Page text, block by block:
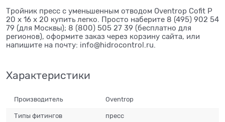
Тройник пресс с уменьшенным отводом Oventrop Cofit P
20 х 16 х 20 купить легко. Просто наберите 8 (495) 902 54
79 (для Москвы); 8 (800) 505 27 39 (бесплатно для
регионов), оформите заказ через корзину сайта, или
напишите на почту: info@hidrocontrol.ru.
Характеристики
Производитель Oventrop
Типы фитингов пресс